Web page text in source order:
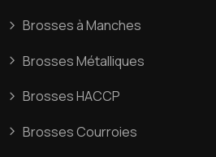
Brosses à Manches
Brosses Métalliques
Brosses HACCP
Brosses Courroies